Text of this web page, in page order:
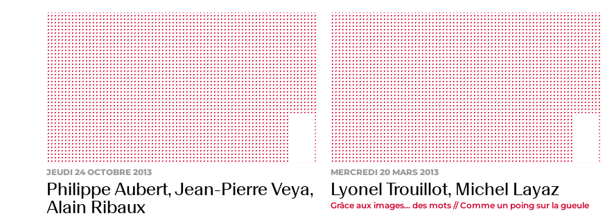
JEUDI 24 OCTOBRE 2013
Philippe Aubert, Jean-Pierre Veya,
Alain Ribaux
MERCREDI 20 MARS 2013
Lyonel Trouillot, Michel Layaz
Grâce aux images… des mots // Comme un poing sur la gueule